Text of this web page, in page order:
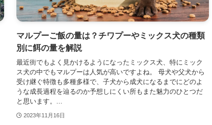
マルプーご飯の量は？チワプーやミックス犬の種類
別に餌の量を解説
最近街でもよく見かけるようになったミックス犬、特にミック
ス犬の中でもマルプーは人気が高いですよね。 母犬や父犬から
受け継ぐ特徴も多種多様で、子犬から成犬になるまでにどのよ
うな成長過程を辿るのか予想しにくい所もまた魅力のひとつだ
と思います。...
2023年11月16日